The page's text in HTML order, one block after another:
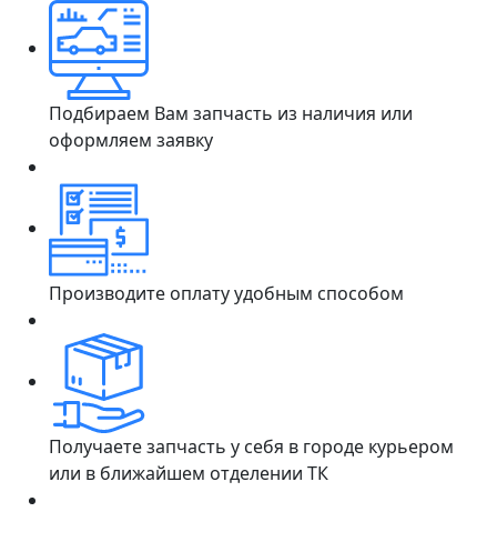
Подбираем Вам запчасть из наличия или
оформляем заявку
Производите оплату удобным способом
Получаете запчасть у себя в городе курьером
или в ближайшем отделении ТК